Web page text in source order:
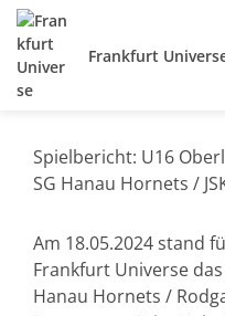
Frankfurt
Spielbericht: U16
SG Hanau Hornets /
Am 18.05.2024 stand
Frankfurt Universe
Hanau Hornets /